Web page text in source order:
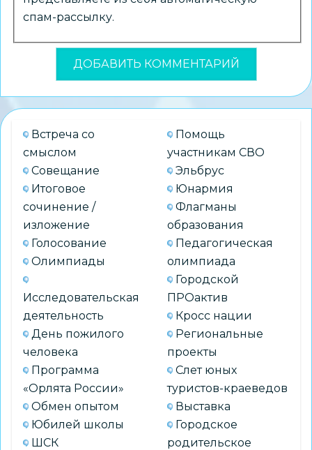
спам-рассылку.
Встреча со
смыслом
Совещание
Итоговое
сочинение /
изложение
Голосование
Олимпиады
Исследовательская
деятельность
День пожилого
человека
Программа
«Орлята России»
Обмен опытом
Юбилей школы
ШСК
Помощь
участникам СВО
Эльбрус
Юнармия
Флагманы
образования
Педагогическая
олимпиада
Городской
ПРОактив
Кросс нации
Региональные
проекты
Слет юных
туристов-краеведов
Выставка
Городское
родительское